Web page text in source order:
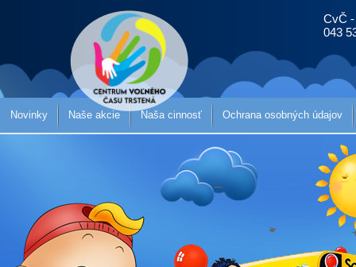
CvČ
043
Novinky Naše akcie Naša cinnosť Ochrana osobných údajov